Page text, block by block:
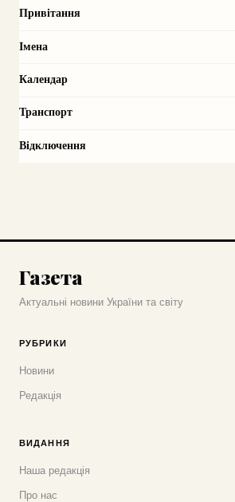
Привітання
Імена
Календар
Транспорт
Відключення
Газета
Актуальні новини України та світу
РУБРИКИ
Новини
Редакція
ВИДАННЯ
Наша редакція
Про нас